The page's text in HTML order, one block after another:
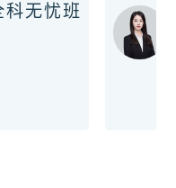
科无忧班